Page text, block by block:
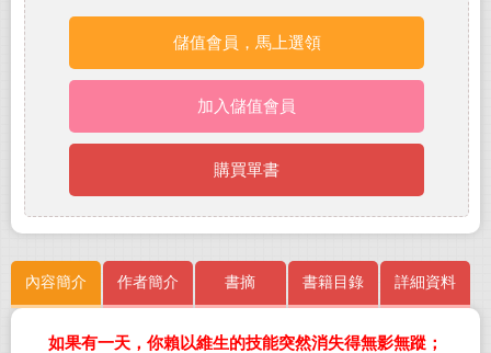
儲值會員，馬上選領
加入儲值會員
購買單書
內容簡介 作者簡介 書摘 書籍目錄 詳細資料
如果有一天，你賴以維生的技能突然消失得無影無蹤；